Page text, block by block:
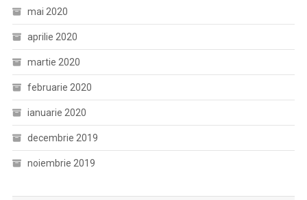
mai 2020
aprilie 2020
martie 2020
februarie 2020
ianuarie 2020
decembrie 2019
noiembrie 2019